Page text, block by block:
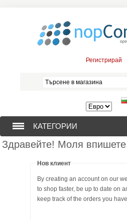
Регистрирай
КАТЕГОРИИ
СОНДАЖНИ ПОМПИ (376)
СОЛАРНИ ПОМПИ (0)
Здравейте! Моля впишете
Нов клиент
By creating an account on our
to shop faster, be up to date on
keep track of the orders you